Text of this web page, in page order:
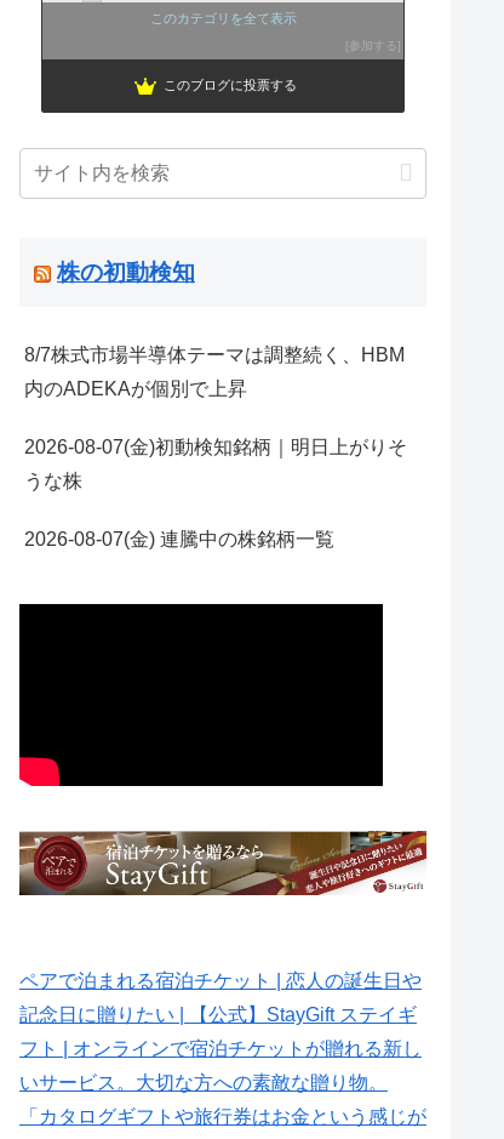
コーヒーアイテム：万年筆：お買得情報
このカテゴリを全て表示
参加する
このブログに投票する
株の初動検知
8/7株式市場半導体テーマは調整続く、HBM
内のADEKAが個別で上昇
2026-08-07(金)初動検知銘柄｜明日上がりそ
うな株
2026-08-07(金) 連騰中の株銘柄一覧
ペアで泊まれる宿泊チケット | 恋人の誕生日や
記念日に贈りたい | 【公式】StayGift ステイギ
フト | オンラインで宿泊チケットが贈れる新し
いサービス。大切な方への素敵な贈り物。
「カタログギフトや旅行券はお金という感じが